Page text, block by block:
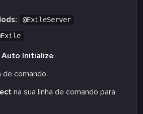
@ExileServer
Auto Initialize.
de comando.
na sua linha de comando para